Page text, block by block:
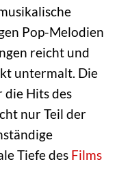
Pop-Melodien
reicht und
untermalt. Die
Hits des
nur Teil der
Tiefe des Films